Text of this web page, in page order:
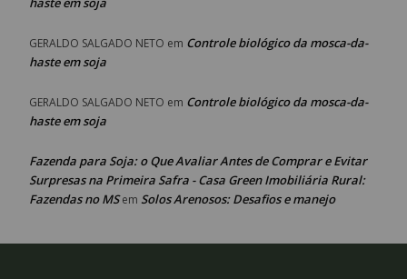
GERALDO SALGADO NETO em Controle biológico da mosca-da-
haste em soja
GERALDO SALGADO NETO em Controle biológico da mosca-da-
haste em soja
Fazenda para Soja: o Que Avaliar Antes de Comprar e Evitar
Surpresas na Primeira Safra - Casa Green Imobiliária Rural:
Fazendas no MSem Solos Arenosos: Desafios e manejo